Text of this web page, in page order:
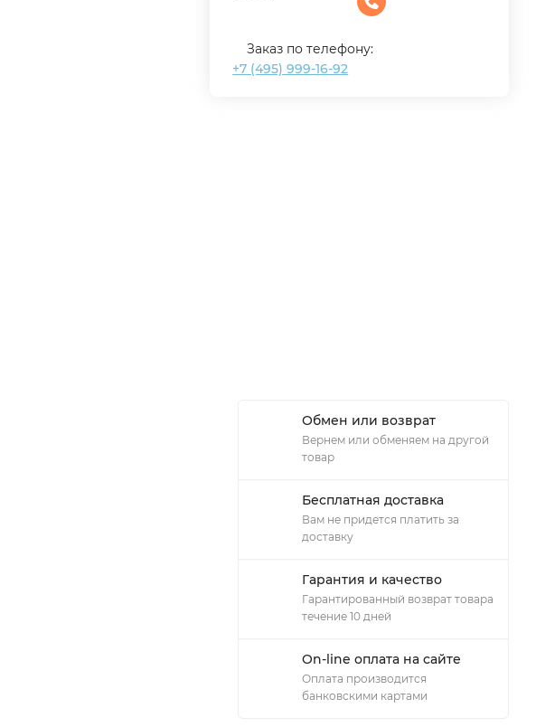
Заказ по телефону:
+7 (495) 999-16-92
Обмен или возврат
Вернем или обменяем на другой
товар
Бесплатная доставка
Вам не придется платить за
доставку
Гарантия и качество
Гарантированный возврат товара
течение 10 дней
On-line оплата на сайте
Оплата производится
банковскими картами